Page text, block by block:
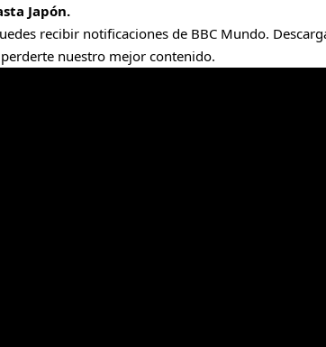
Japón.
recibir notificaciones de BBC Mundo.
nuestro mejor contenido.